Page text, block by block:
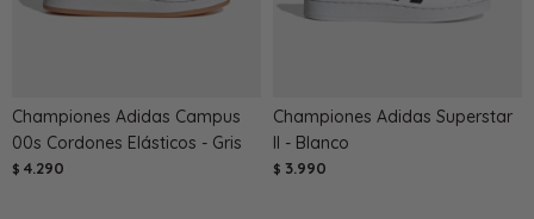
Championes Adidas Campus
00s Cordones Elásticos - Gris
$ 4.290
Championes Adidas Superstar
II - Blanco
$ 3.990